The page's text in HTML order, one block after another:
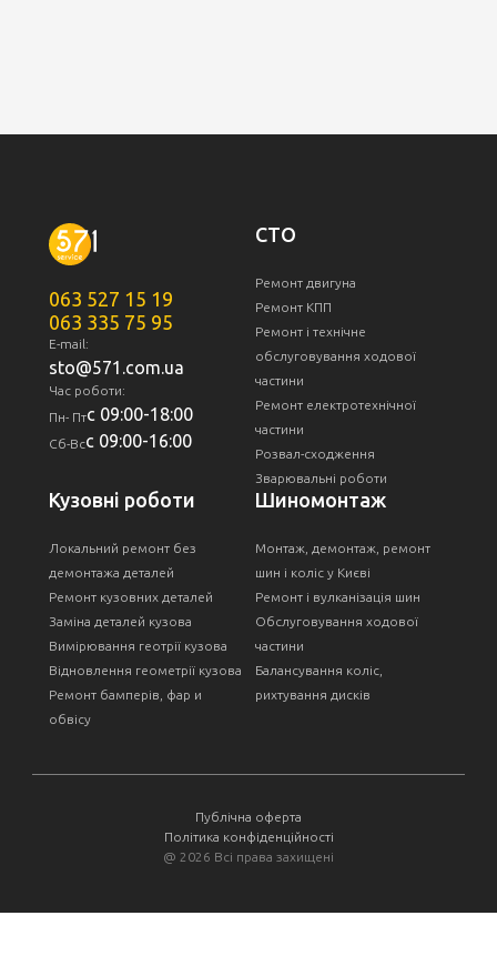
063 527 15 19
063 335 75 95
E-mail:
sto@571.com.ua
Час роботи:
Пн- Птс 09:00-18:00
Сб-Всс 09:00-16:00
СТО
Ремонт двигуна
Ремонт КПП
Ремонт і технічне
обслуговування ходової
частини
Ремонт електротехнічної
частини
Розвал-сходження
Зварювальні роботи
Кузовні роботи
Локальний ремонт без
демонтажа деталей
Ремонт кузовних деталей
Заміна деталей кузова
Вимірювання геотрії кузова
Відновлення геометрії кузова
Ремонт бамперів, фар и
обвісу
Шиномонтаж
Монтаж, демонтаж, ремонт
шин і коліс у Києві
Ремонт і вулканізація шин
Обслуговування ходової
частини
Балансування коліс,
рихтування дисків
Публічна оферта
Політика конфіденційності
@ 2026 Всі права захищені